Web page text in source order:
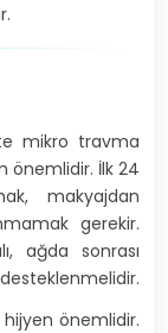
mikro travma
önemlidir. İlk 24
makyajdan
gerekir.
ağda sonrası
önemlidir.